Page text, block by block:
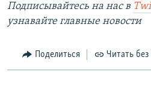
Подписывайтесь на наc в
узнавайте главные новости
Поделиться Читать без